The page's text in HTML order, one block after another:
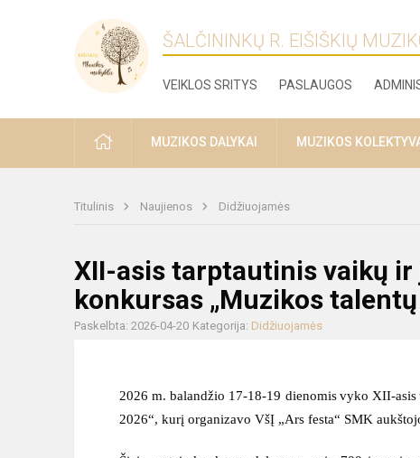
ŠALČININKŲ R. EIŠIŠKIŲ
VEIKLOS SRITYS PASLAUGOS
PRADŽIAMUZIKOS DALYKAI MUZIKOS
Titulinis Naujienos Didžiuojamės
XII-asis tarptautinis vaikų
konkursas „Muzikos
Paskelbta: 2026-04-20 Kategorija: Didžiuojamės
2026 m.balandžio 17-18-19 dienomis vyko XII-asis
2026“, kurį organizavo VšĮ „Ars festa“ SMK